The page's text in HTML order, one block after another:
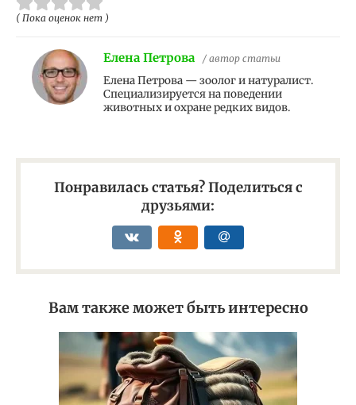
( Пока оценок нет )
Елена Петрова / автор статьи
Елена Петрова — зоолог и натуралист.
Специализируется на поведении
животных и охране редких видов.
Понравилась статья? Поделиться с
друзьями:
Вам также может быть интересно